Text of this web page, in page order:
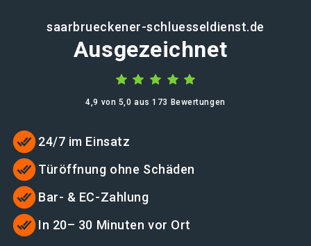
saarbrueckener-schluesseldienst.de
Ausgezeichnet
4,9 von 5,0 aus 173 Bewertungen
24/7 im Einsatz
Türöffnung ohne Schäden
Bar- & EC-Zahlung
In 20– 30 Minuten vor Ort